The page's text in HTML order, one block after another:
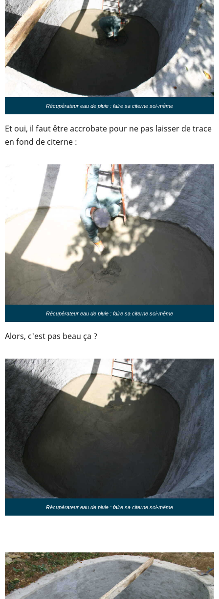
Récupérateur eau de pluie : faire sa citerne soi-même
Et oui, il faut être accrobate pour ne pas laisser de trace
en fond de citerne :
Récupérateur eau de pluie : faire sa citerne soi-même
Alors, c'est pas beau ça ?
Récupérateur eau de pluie : faire sa citerne soi-même